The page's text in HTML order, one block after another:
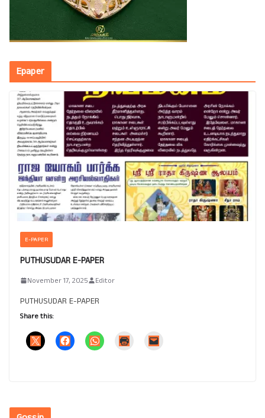
Epaper
E-PAPER
PUTHUSUDAR E-PAPER
November 17, 2025 Editor
PUTHUSUDAR E-PAPER
Share this: